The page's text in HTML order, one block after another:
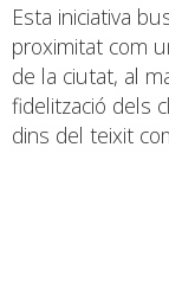
Esta iniciativa
proximitat com
de la ciutat, al
fidelització dels
dins del teixit